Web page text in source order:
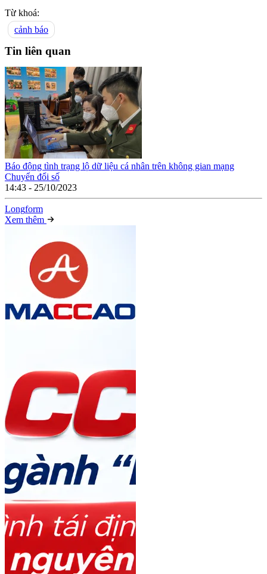
Từ khoá:
cảnh báo
Tin liên quan
Báo động tình trạng lộ dữ liệu cá nhân trên không gian mạng
Chuyển đổi số
14:43 - 25/10/2023
Longform
Xem thêm